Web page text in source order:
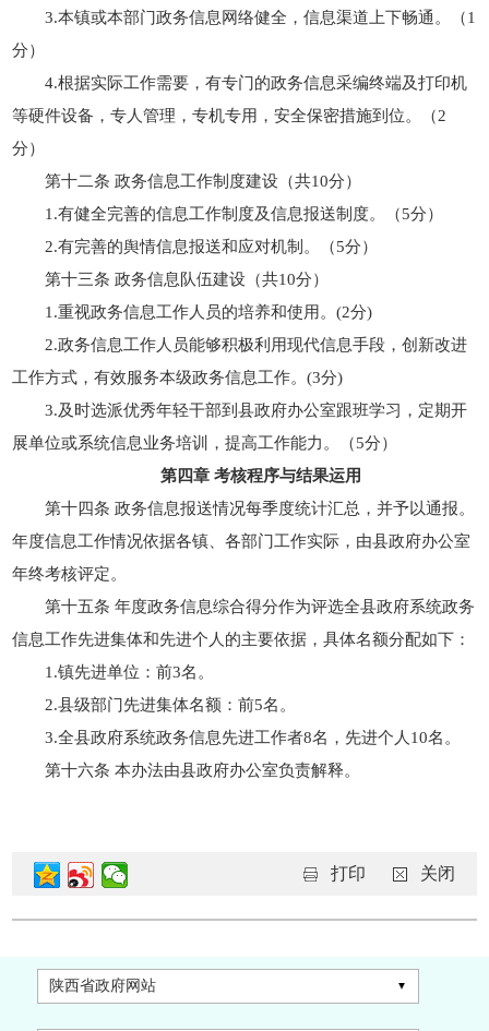
3.本镇或本部门政务信息网络健全，信息渠道上下畅通。（1
分）
4.根据实际工作需要，有专门的政务信息采编终端及打印机
等硬件设备，专人管理，专机专用，安全保密措施到位。（2
分）
第十二条 政务信息工作制度建设（共10分）
1.有健全完善的信息工作制度及信息报送制度。（5分）
2.有完善的舆情信息报送和应对机制。（5分）
第十三条 政务信息队伍建设（共10分）
1.重视政务信息工作人员的培养和使用。(2分)
2.政务信息工作人员能够积极利用现代信息手段，创新改进
工作方式，有效服务本级政务信息工作。(3分)
3.及时选派优秀年轻干部到县政府办公室跟班学习，定期开
展单位或系统信息业务培训，提高工作能力。（5分）
第四章 考核程序与结果运用
第十四条 政务信息报送情况每季度统计汇总，并予以通报。
年度信息工作情况依据各镇、各部门工作实际，由县政府办公室
年终考核评定。
第十五条 年度政务信息综合得分作为评选全县政府系统政务
信息工作先进集体和先进个人的主要依据，具体名额分配如下：
1.镇先进单位：前3名。
2.县级部门先进集体名额：前5名。
3.全县政府系统政务信息先进工作者8名，先进个人10名。
第十六条 本办法由县政府办公室负责解释。
打印 关闭
陕西省政府网站